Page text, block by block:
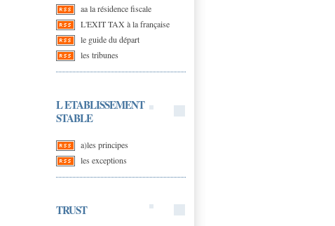
aa la résidence fiscale
L'EXIT TAX à la française
le guide du départ
les tribunes
L ETABLISSEMENT
STABLE
a)les principes
les exceptions
TRUST